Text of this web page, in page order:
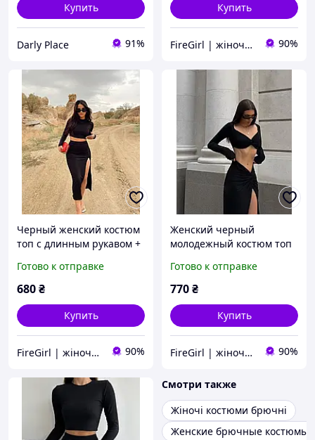
Купить
Darly Place 91%
Купить
FireGirl | жіночий одяг 90%
Черный женский костюм
топ с длинным рукавом +
44-46 размеры)
Готово к отправке
680₴
Купить
FireGirl | жіночий одяг 90%
Женский черный
молодежный костюм топ
с длинным рукавом
Готово к отправке
770₴
Купить
FireGirl | жіночий одяг 90%
Смотри также
Жіночі костюми брючні
Женские брючные костюмы